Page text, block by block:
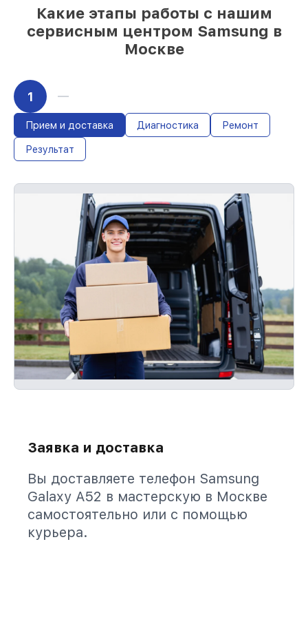
Какие этапы работы с нашим
сервисным центром Samsung в
Москве
1
Прием и доставка Диагностика Ремонт
Результат
Заявка и доставка
Вы доставляете телефон Samsung
Galaxy A52 в мастерскую в Москве
самостоятельно или с помощью
курьера.